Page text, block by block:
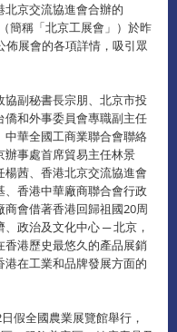
京交流協進會合辦的
簡稱「北京工展會」）於昨
佈展會的各項詳情，吸引眾
副秘書長宗朋、北京市投
和外事委員會專職副主任
華全國工商業聯合會聯絡
事處首席貿易主任林景
茜、香港北京交流協進會
香港中華廠商聯合會行政
會借著香港回歸祖國20周
政治及文化中心 ─ 北京，
港歷史最悠久的產品展銷
在工業和品牌發展方面的
假全國農業展覽館舉行，